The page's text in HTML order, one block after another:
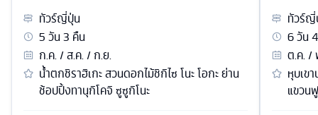
ทัวร์ญี่ปุ่น
5วัน3 คืน
ก.ค. / ส.ค. / ก.ย.
น้ำตกชิราฮิเกะ สวนดอกไม้ชิกิไซ โนะ โอกะ ย่าน
ช้อปปิ้งทานุกิโคจิ ซูซูกิโนะ
ทัวร์ญี่
6วัน4
ต.ค. /
หุบเข
แขวน